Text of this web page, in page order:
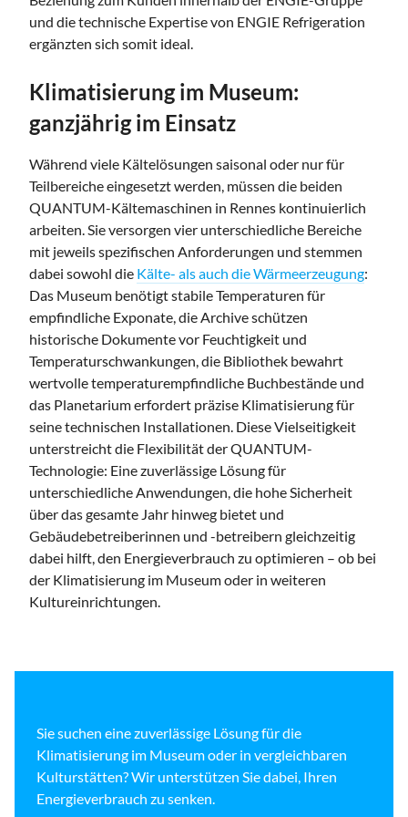
und die technische Expertise von ENGIE Refrigeration
ergänzten sich somit ideal.
Klimatisierung im Museum:
ganzjährig im Einsatz
Während viele Kältelösungen saisonal oder nur für
Teilbereiche eingesetzt werden, müssen die beiden
QUANTUM-Kältemaschinen in Rennes kontinuierlich
arbeiten. Sie versorgen vier unterschiedliche Bereiche
mit jeweils spezifischen Anforderungen und stemmen
dabei sowohl die Kälte- als auch die Wärmeerzeugung:
Das Museum benötigt stabile Temperaturen für
empfindliche Exponate, die Archive schützen
historische Dokumente vor Feuchtigkeit und
Temperaturschwankungen, die Bibliothek bewahrt
wertvolle temperaturempfindliche Buchbestände und
das Planetarium erfordert präzise Klimatisierung für
seine technischen Installationen. Diese Vielseitigkeit
unterstreicht die Flexibilität der QUANTUM-
Technologie: Eine zuverlässige Lösung für
unterschiedliche Anwendungen, die hohe Sicherheit
über das gesamte Jahr hinweg bietet und
Gebäudebetreiberinnen und -betreibern gleichzeitig
dabei hilft, den Energieverbrauch zu optimieren – ob bei
der Klimatisierung im Museum oder in weiteren
Kultureinrichtungen.
Sie suchen eine zuverlässige Lösung für die
Klimatisierung im Museum oder in vergleichbaren
Kulturstätten? Wir unterstützen Sie dabei, Ihren
Energieverbrauch zu senken.